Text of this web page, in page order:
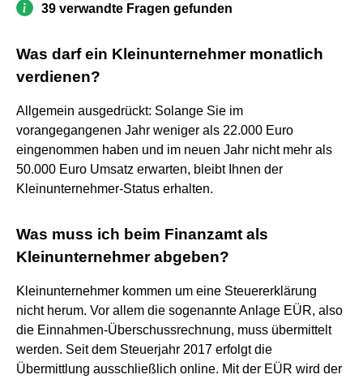
39 verwandte Fragen gefunden
Was darf ein Kleinunternehmer monatlich
verdienen?
Allgemein ausgedrückt: Solange Sie im
vorangegangenen Jahr weniger als 22.000 Euro
eingenommen haben und im neuen Jahr nicht mehr als
50.000 Euro Umsatz erwarten, bleibt Ihnen der
Kleinunternehmer-Status erhalten.
Was muss ich beim Finanzamt als
Kleinunternehmer abgeben?
Kleinunternehmer kommen um eine Steuererklärung
nicht herum. Vor allem die sogenannte Anlage EÜR, also
die Einnahmen-Überschussrechnung, muss übermittelt
werden. Seit dem Steuerjahr 2017 erfolgt die
Übermittlung ausschließlich online. Mit der EÜR wird der